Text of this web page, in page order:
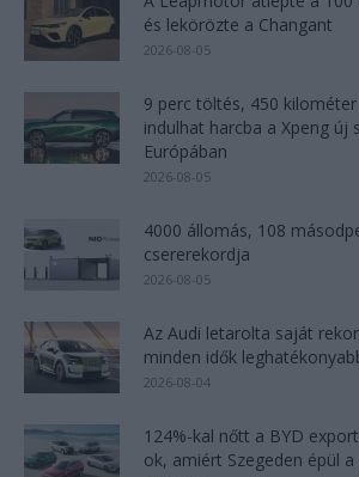
és lekörözte a Changant
2026-08-05
9 perc töltés, 450
indulhat harcba a Xpeng új
Európában
2026-08-05
4000 állomás, 108
csererekordja
2026-08-05
Az Audi letarolta saját
minden idők
2026-08-04
124%-kal nőtt a BYD
ok, amiért Szegeden épül a